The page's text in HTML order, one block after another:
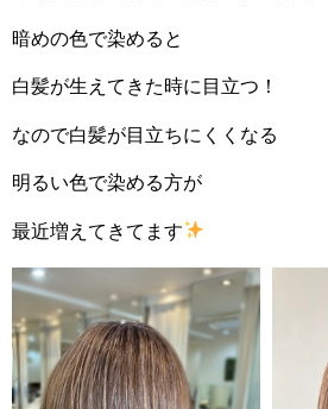
暗めの色で染めると
白髪が生えてきた時に目立つ！
なので白髪が目立ちにくくなる
明るい色で染める方が
最近増えてきてます